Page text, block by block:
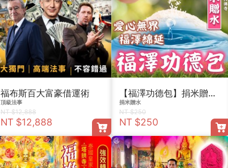
福布斯百大富豪借運術
頂級法事
NT $12,888
NT $12,888
【福澤功德包】捐米贈水套組
捐米贈水
NT $250
NT $250